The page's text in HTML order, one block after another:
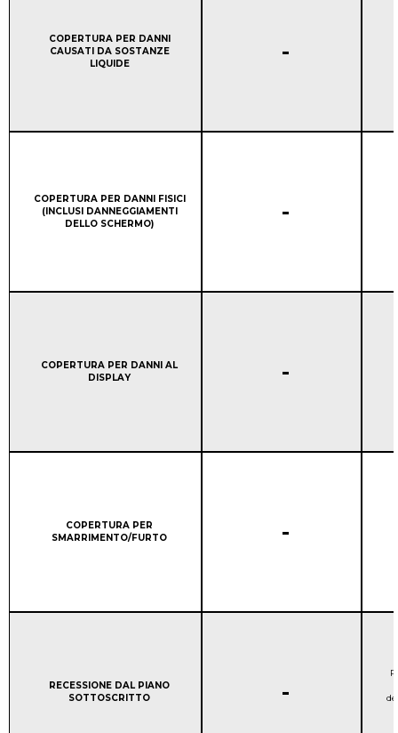
Column 1:
COPERTURA PER DANNI
CAUSATI DA SOSTANZE
LIQUIDE
Column 1:
COPERTURA PER DANNI FISICI
(INCLUSI DANNEGGIAMENTI
DELLO SCHERMO)
Column 1:
COPERTURA PER DANNI AL
DISPLAY
Column 1:
COPERTURA PER
SMARRIMENTO/FURTO
Column 1:
RECESSIONE DAL PIANO
SOTTOSCRITTO
-
-
-
-
-